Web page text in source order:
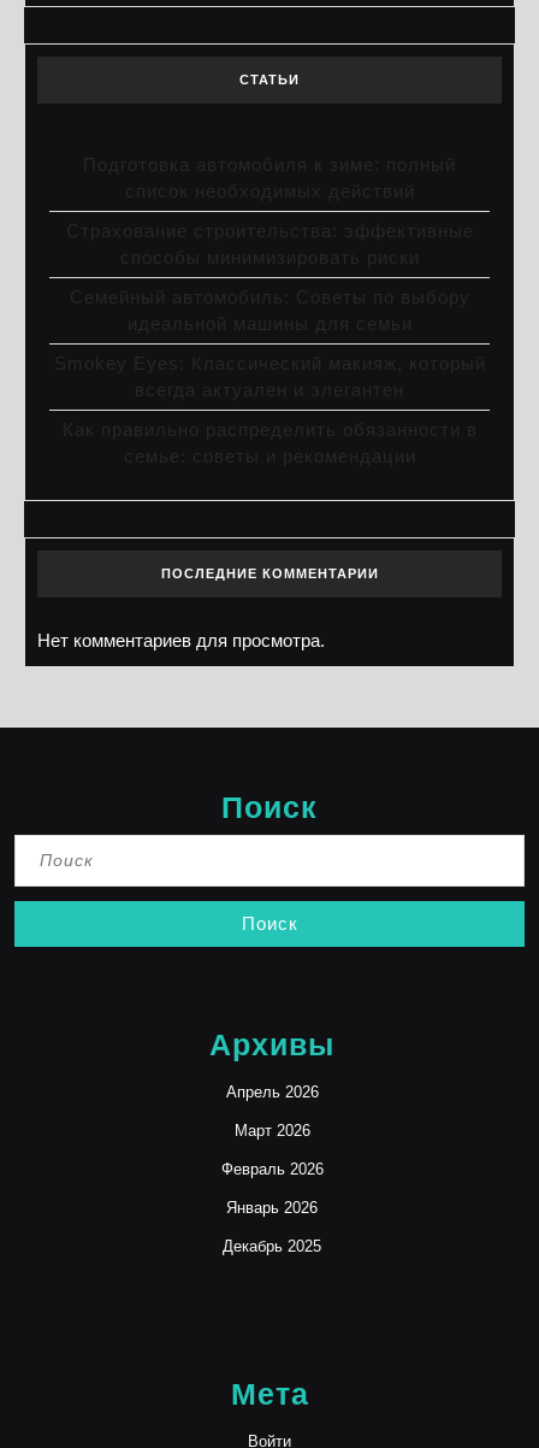
СТАТЬИ
Подготовка автомобиля к зиме: полный
список необходимых действий
Страхование строительства: эффективные
способы минимизировать риски
Семейный автомобиль: Советы по выбору
идеальной машины для семьи
Smokey Eyes: Классический макияж, который
всегда актуален и элегантен
Как правильно распределить обязанности в
семье: советы и рекомендации
ПОСЛЕДНИЕ КОММЕНТАРИИ
Нет комментариев для просмотра.
Поиск
Архивы
Апрель 2026
Март 2026
Февраль 2026
Январь 2026
Декабрь 2025
Мета
Войти